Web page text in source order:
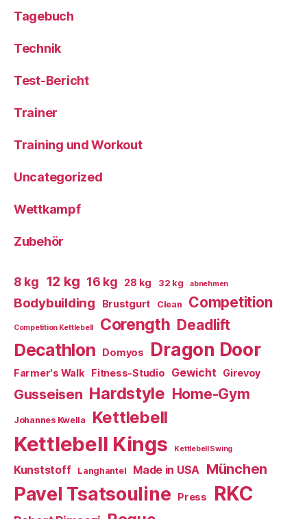
Tagebuch
Technik
Test-Bericht
Trainer
Training und Workout
Uncategorized
Wettkampf
Zubehör
8 kg 12 kg 16 kg 28 kg 32 kg abnehmen
Bodybuilding Brustgurt Clean Competition
Competition Kettlebell Corength Deadlift
Decathlon Domyos Dragon Door
Farmer's Walk Fitness-Studio Gewicht Girevoy
Gusseisen Hardstyle Home-Gym
Johannes Kwella Kettlebell
Kettlebell Kings Kettlebell Swing
Kunststoff Langhantel Made in USA München
Pavel Tsatsouline Press RKC